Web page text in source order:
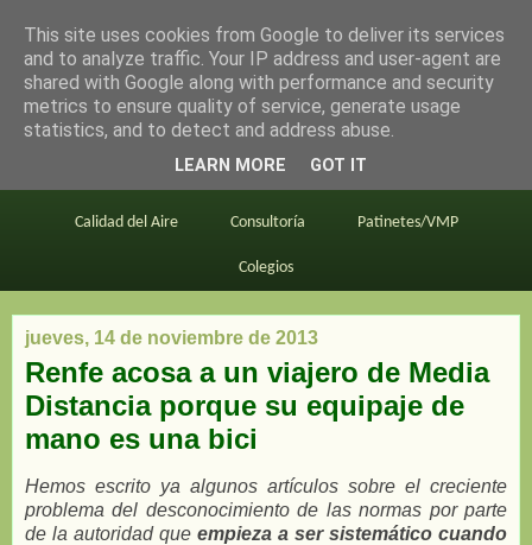
en bici por madrid
Este blog BiciMAD Primeros consejos
Calidad del Aire Consultoría Patinetes/VMP
Colegios
jueves, 14 de noviembre de 2013
Renfe acosa a un viajero de Media
Distancia porque su equipaje de
mano es una bici
Hemos escrito ya algunos artículos sobre el creciente
problema del desconocimiento de las normas por parte
de la autoridad que empieza a ser sistemático cuando
This site uses cookies from Google to deliver its services
and to analyze traffic. Your IP address and user-agent are
shared with Google along with performance and security
metrics to ensure quality of service, generate usage
statistics, and to detect and address abuse.
LEARN MORE GOT IT